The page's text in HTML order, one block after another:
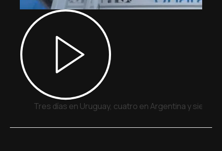
Tres días en Uruguay, cuatro en Argentina y siete